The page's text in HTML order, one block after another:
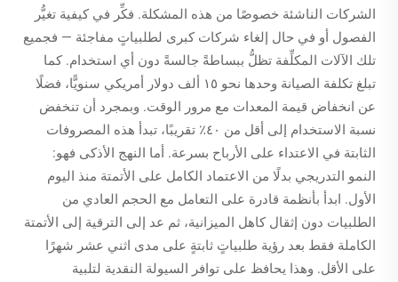
الشركات الناشئة خصوصًا من هذه المشكلة. فكِّر في كيفية تغيُّر
الفصول أو في حال إلغاء شركات كبرى لطلبياتٍ مفاجئة — فجميع
تلك الآلات المكلِّفة تظلُّ ببساطةً جالسةً دون أي استخدام. كما
تبلغ تكلفة الصيانة وحدها نحو ١٥ ألف دولار أمريكي سنويًّا، فضلًا
عن انخفاض قيمة المعدات مع مرور الوقت. وبمجرد أن تنخفض
نسبة الاستخدام إلى أقل من ٤٠٪ تقريبًا، تبدأ هذه المصروفات
الثابتة في الاعتداء على الأرباح بسرعة. أما النهج الأذكى فهو:
النمو التدريجي بدلًا من الاعتماد الكامل على الأتمتة منذ اليوم
الأول. ابدأ بأنظمة قادرة على التعامل مع الحجم العادي من
الطلبيات دون إثقال كاهل الميزانية، ثم عد إلى الترقية إلى الأتمتة
الكاملة فقط بعد رؤية طلبياتٍ ثابتةٍ على مدى اثني عشر شهرًا
على الأقل. وهذا يحافظ على توافر السيولة النقدية لتلبية